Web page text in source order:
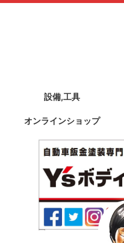
設備,工具
オンラインショップ